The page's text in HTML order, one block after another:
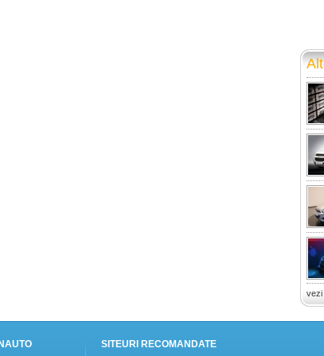
vezi
SITEURI RECOMANDATE